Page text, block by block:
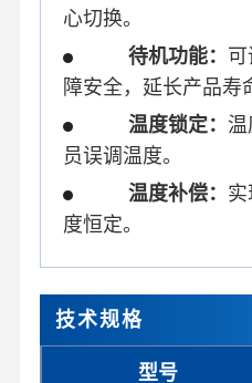
心切换。
待机功能：
障安全，延长产品寿
温度锁定：
员误调温度。
温度补偿：
度恒定。
技术规格
型号